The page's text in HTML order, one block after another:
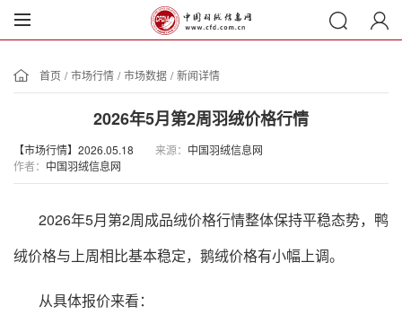
首页 / 市场行情 / 市场数据 / 新闻详情
2026年5月第2周羽绒价格行情
【市场行情】2026.05.18 来源： 中国羽绒信息网
作者： 中国羽绒信息网
2026年5月第2周成品绒价格行情整体保持平稳态势，鸭
绒价格与上周相比基本稳定，鹅绒价格有小幅上调。
从具体报价来看：